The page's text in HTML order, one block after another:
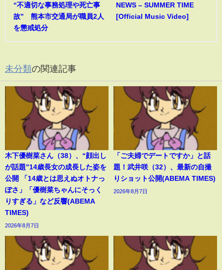
“不適切な事務処理や死亡事
故” 熊本市交通局が職員2人
を懲戒処分
NEWS – SUMMER TIME
[Official Music Video]
未分類の関連記事
木下優樹菜さん（38）、“顔出し
が話題”14歳長女の成長した姿を
公開 「14歳とは思えぬオトナっ
ぽさ」「優樹菜ちゃんにそっく
りすぎる」など反響(ABEMA
TIMES)
2026年8月7日
「ご夫婦でデートですか」と話
題！武井咲（32）、最新の自撮
りショット公開(ABEMA TIMES)
2026年8月7日